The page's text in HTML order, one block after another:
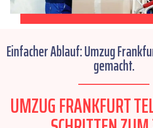
Einfacher Ablauf: Umzug
gemacht.
UMZUG FRANKFURT